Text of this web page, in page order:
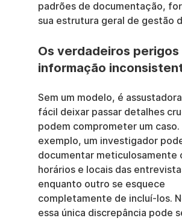
padrões de documentação,
sua estrutura geral de gestão
Os verdadeiros perigos
informação
Sem um modelo, é
fácil deixar passar detalhes
podem comprometer um caso.
exemplo, um investigador
documentar meticulosamente
horários e locais das
enquanto outro se esquece
completamente de incluí-los.
essa única discrepância pode